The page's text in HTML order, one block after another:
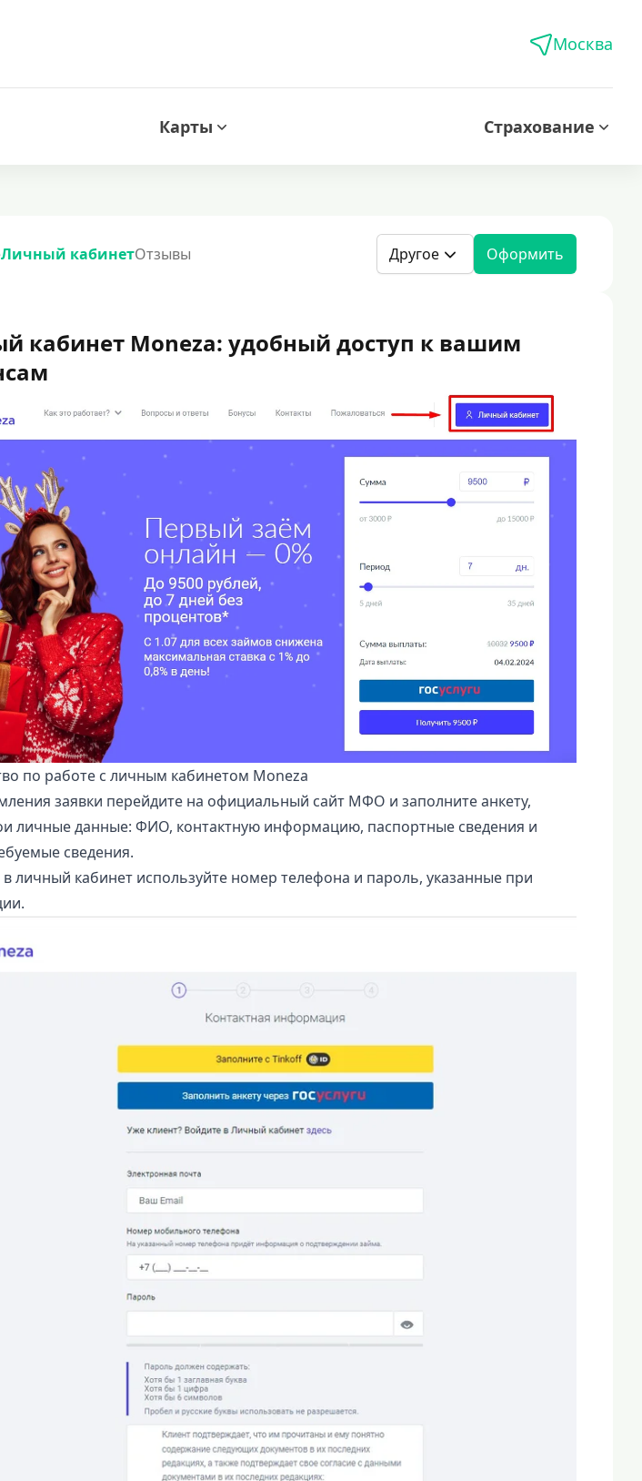
Москва
Карты Страхование
Личный кабинетОтзывы Другое Оформить
кабинет Moneza: удобный доступ к вашим
по работе с личным кабинетом Moneza
заявки перейдите на официальный сайт МФО и заполните анкету,
личные данные: ФИО, контактную информацию, паспортные сведения и
сведения.
в личный кабинет используйте номер телефона и пароль, указанные при